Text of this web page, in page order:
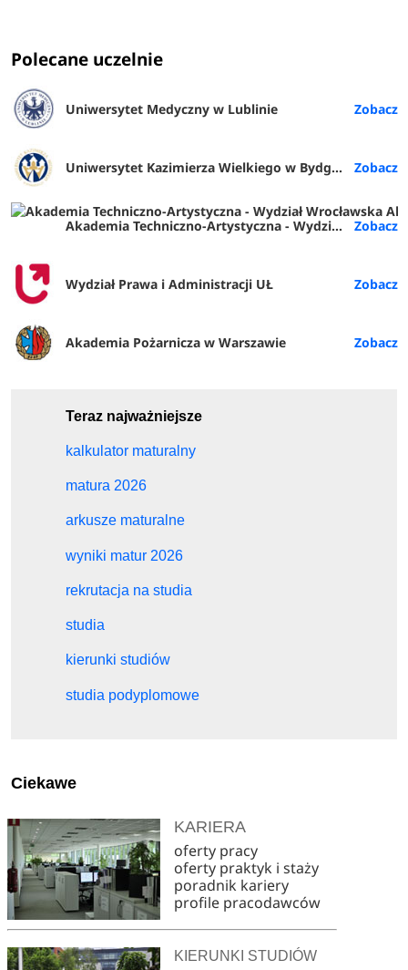
Polecane uczelnie
Uniwersytet Medyczny w Lublinie
Uniwersytet Kazimierza Wielkiego w Bydgoszczy
Akademia Techniczno-Artystyczna - Wydział Wrocławska Akademia Biznesu (ATA Wrocław)
Wydział Prawa i Administracji UŁ
Akademia Pożarnicza w Warszawie
Teraz najważniejsze
kalkulator maturalny
matura 2026
arkusze maturalne
wyniki matur 2026
rekrutacja na studia
studia
kierunki studiów
studia podyplomowe
Ciekawe
KARIERA
oferty pracy
oferty praktyk i staży
poradnik kariery
profile pracodawców
KIERUNKI STUDIÓW